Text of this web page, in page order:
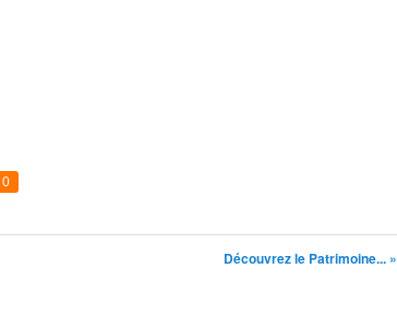
0
Découvrez le Patrimoine... »